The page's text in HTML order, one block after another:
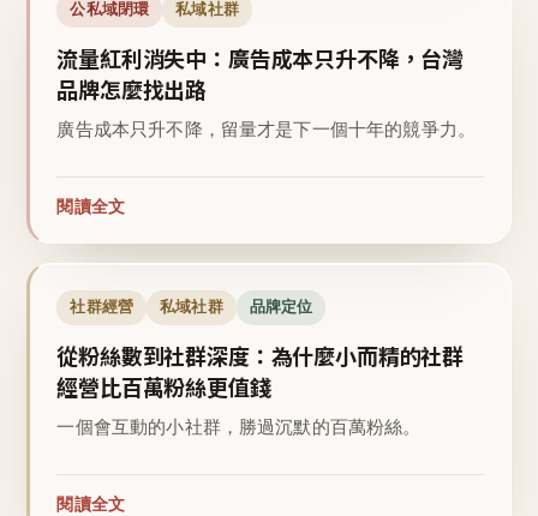
公私域閉環 私域社群
流量紅利消失中：廣告成本只升不降，台灣
品牌怎麼找出路
廣告成本只升不降，留量才是下一個十年的競爭力。
閱讀全文
社群經營 私域社群 品牌定位
從粉絲數到社群深度：為什麼小而精的社群
經營比百萬粉絲更值錢
一個會互動的小社群，勝過沉默的百萬粉絲。
閱讀全文